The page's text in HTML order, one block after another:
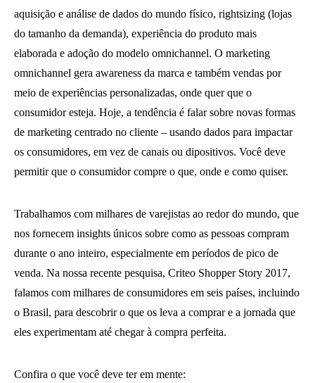
aquisição e análise de dados do mundo físico, rightsizing (lojas
do tamanho da demanda), experiência do produto mais
elaborada e adoção do modelo omnichannel. O marketing
omnichannel gera awareness da marca e também vendas por
meio de experiências personalizadas, onde quer que o
consumidor esteja. Hoje, a tendência é falar sobre novas formas
de marketing centrado no cliente – usando dados para impactar
os consumidores, em vez de canais ou dipositivos. Você deve
permitir que o consumidor compre o que, onde e como quiser.
Trabalhamos com milhares de varejistas ao redor do mundo, que
nos fornecem insights únicos sobre como as pessoas compram
durante o ano inteiro, especialmente em períodos de pico de
venda. Na nossa recente pesquisa, Criteo Shopper Story 2017,
falamos com milhares de consumidores em seis países, incluindo
o Brasil, para descobrir o que os leva a comprar e a jornada que
eles experimentam até chegar à compra perfeita.
Confira o que você deve ter em mente: